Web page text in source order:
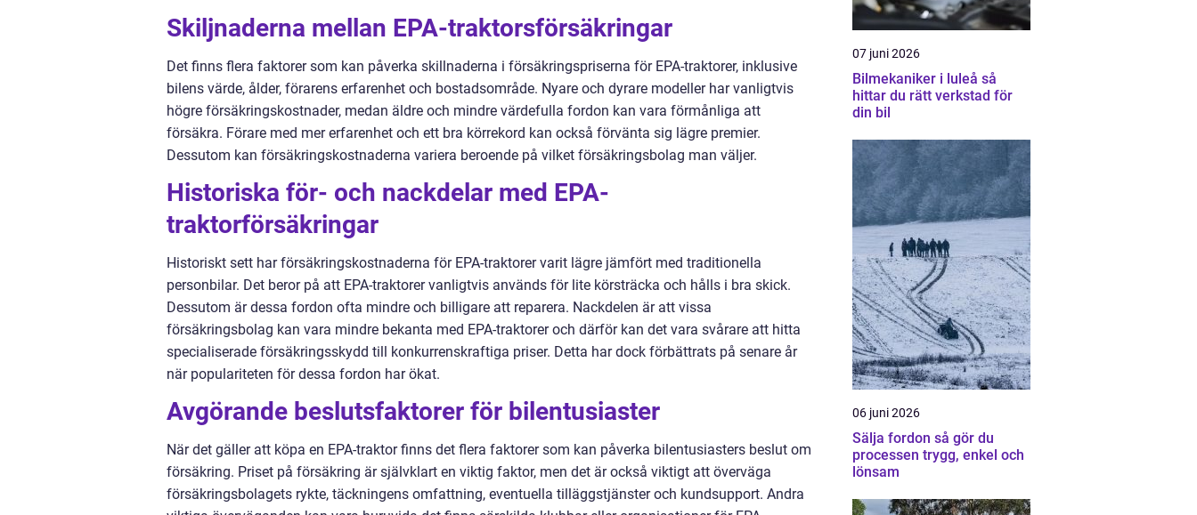
Skiljnaderna mellan EPA-traktorsförsäkringar
Det finns flera faktorer som kan påverka skillnaderna i försäkringspriserna för EPA-traktorer, inklusive
bilens värde, ålder, förarens erfarenhet och bostadsområde. Nyare och dyrare modeller har vanligtvis
högre försäkringskostnader, medan äldre och mindre värdefulla fordon kan vara förmånliga att
försäkra. Förare med mer erfarenhet och ett bra körrekord kan också förvänta sig lägre premier.
Dessutom kan försäkringskostnaderna variera beroende på vilket försäkringsbolag man väljer.
Historiska för- och nackdelar med EPA-
traktorförsäkringar
Historiskt sett har försäkringskostnaderna för EPA-traktorer varit lägre jämfört med traditionella
personbilar. Det beror på att EPA-traktorer vanligtvis används för lite körsträcka och hålls i bra skick.
Dessutom är dessa fordon ofta mindre och billigare att reparera. Nackdelen är att vissa
försäkringsbolag kan vara mindre bekanta med EPA-traktorer och därför kan det vara svårare att hitta
specialiserade försäkringsskydd till konkurrenskraftiga priser. Detta har dock förbättrats på senare år
när populariteten för dessa fordon har ökat.
Avgörande beslutsfaktorer för bilentusiaster
När det gäller att köpa en EPA-traktor finns det flera faktorer som kan påverka bilentusiasters beslut om
försäkring. Priset på försäkring är självklart en viktig faktor, men det är också viktigt att överväga
försäkringsbolagets rykte, täckningens omfattning, eventuella tilläggstjänster och kundsupport. Andra
07 juni 2026
Bilmekaniker i luleå så
hittar du rätt verkstad för
din bil
06 juni 2026
Sälja fordon så gör du
processen trygg, enkel och
lönsam